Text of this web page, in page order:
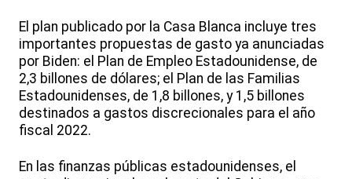
El plan publicado por la Casa Blanca incluye tres
importantes propuestas de gasto ya anunciadas
por Biden: el Plan de Empleo Estadounidense, de
2,3 billones de dólares; el Plan de las Familias
Estadounidenses, de 1,8 billones, y 1,5 billones
destinados a gastos discrecionales para el año
fiscal 2022.
En las finanzas públicas estadounidenses, el